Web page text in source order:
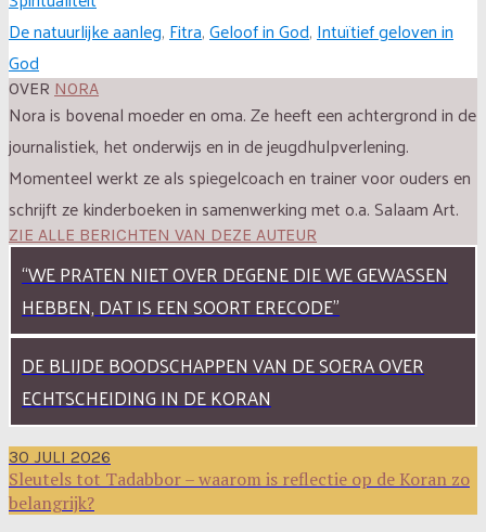
De natuurlijke aanleg, Fitra,Geloof in God, Intuïtief geloven in
God
OVER NORA
Nora is bovenal moeder en oma. Ze heeft een achtergrond in de
journalistiek, het onderwijs en in de jeugdhulpverlening.
Momenteel werkt ze als spiegelcoach en trainer voor ouders en
schrijft ze kinderboeken in samenwerking met o.a. Salaam Art.
ZIE ALLE BERICHTEN VAN DEZE AUTEUR
“WE PRATEN NIET OVER DEGENE DIE WE GEWASSEN
HEBBEN, DAT IS EEN SOORT ERECODE”
DE BLIJDE BOODSCHAPPEN VAN DE SOERA OVER
ECHTSCHEIDING IN DE KORAN
30 JULI 2026
Sleutels tot Tadabbor – waarom is reflectie op de Koran zo
belangrijk?